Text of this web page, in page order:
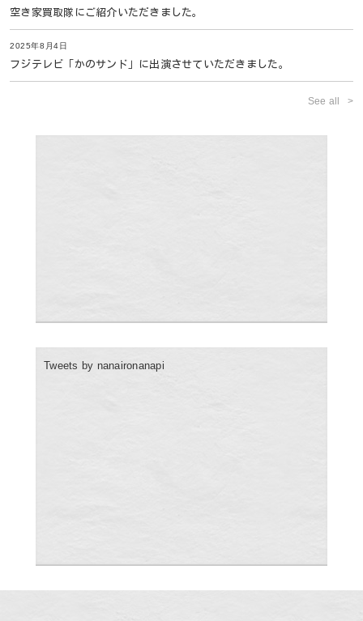
空き家買取隊にご紹介いただきました。
2025年8月4日
フジテレビ「かのサンド」に出演させていただきました。
See all
Tweets by nanaironanapi